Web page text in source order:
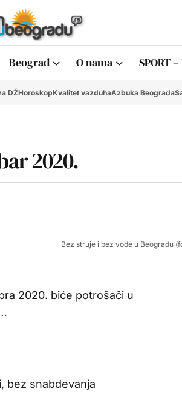
Beograd O nama SPORT
DŽHoroskopKvalitet vazduhaAzbuka Beograda
2020.
Bez struje i bez vode u Beogradu
2020. biće potrošači u
bez snabdevanja